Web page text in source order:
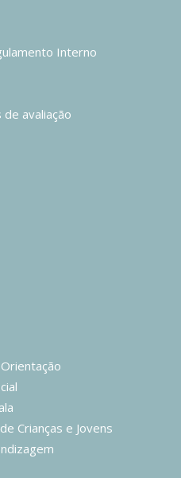
Interno
avaliação
Crianças e Jovens